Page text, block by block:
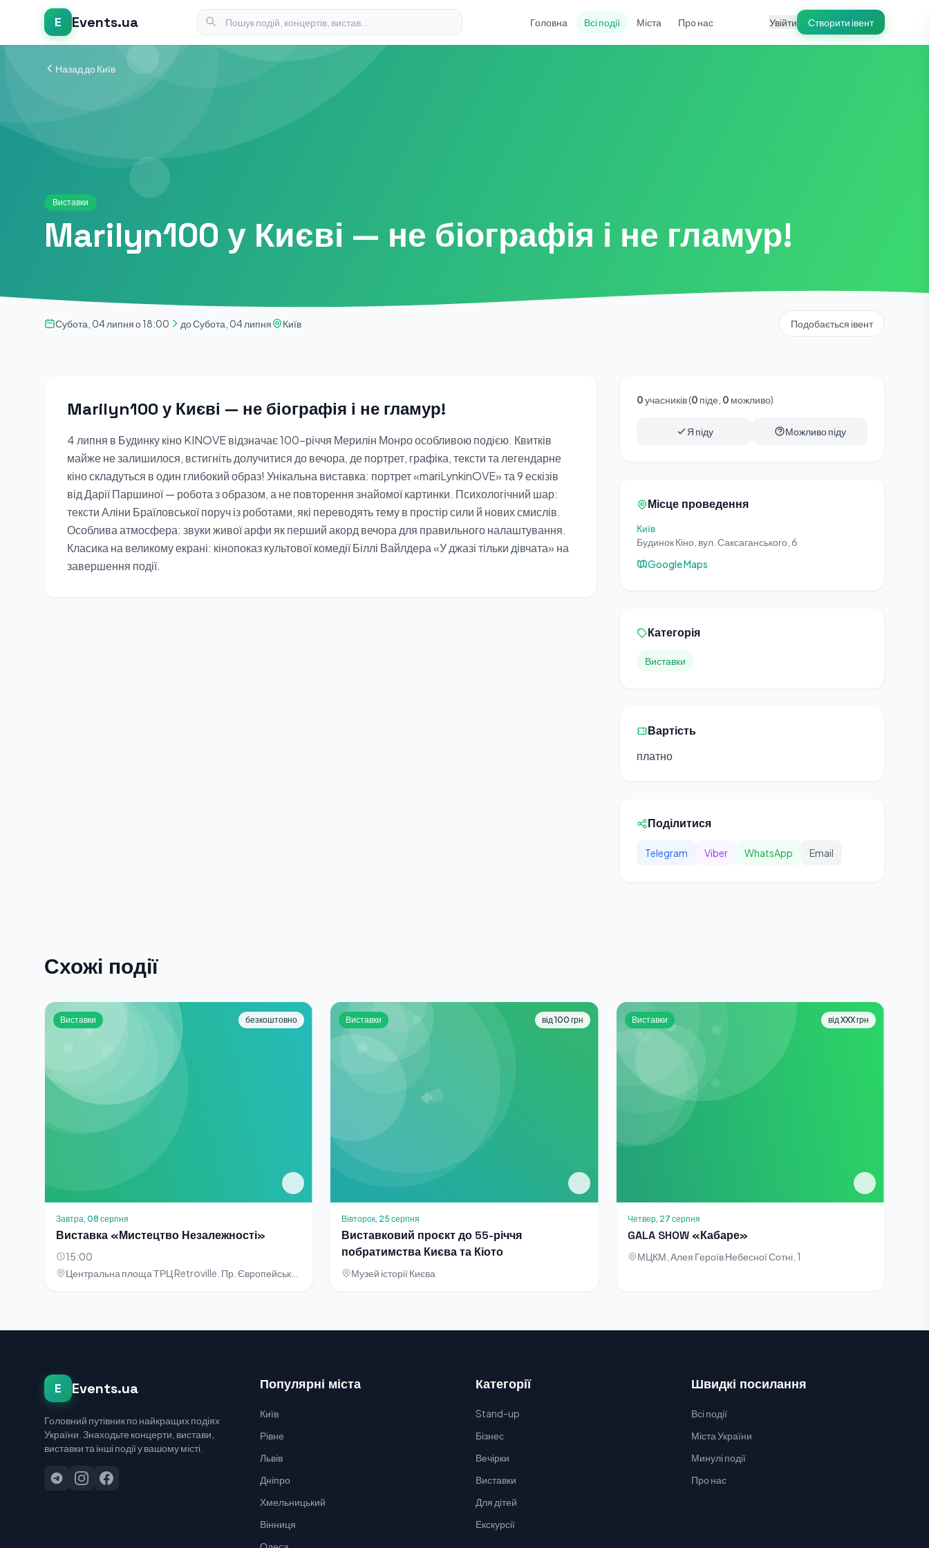
E Events.ua Головна Всі події Міста Про нас Увійти Створити івент
Назад до Київ
Виставки
Marilyn100 у Києві — не біографія і не гламур!
Субота, 04 липня о 18:00 до Субота, 04 липня Київ Подобається івент
Marilyn100 у Києві — не біографія і не гламур!
4 липня в Будинку кіно KINOVE відзначає 100-річчя Мерилін Монро особливою подією. Квитків
майже не залишилося, встигніть долучитися до вечора, де портрет, графіка, тексти та легендарне
кіно складуться в один глибокий образ! Унікальна виставка: портрет «mariLynkinOVE» та 9 ескізів
від Дарії Паршиної — робота з образом, а не повторення знайомої картинки. Психологічний шар:
тексти Аліни Браїловської поруч із роботами, які переводять тему в простір сили й нових смислів.
Особлива атмосфера: звуки живої арфи як перший акорд вечора для правильного налаштування.
Класика на великому екрані: кінопоказ культової комедії Біллі Вайлдера «У джазі тільки дівчата» на
завершення події.
0учасників (0 піде, 0 можливо)
Я піду Можливо піду
Місце проведення
Київ
Будинок Кіно, вул. Саксаганського, 6
Google Maps
Категорія
Виставки
Вартість
платно
Поділитися
Telegram Viber WhatsApp Email
Схожі події
Виставки безкоштовно
Завтра, 08 серпня
Виставка «Мистецтво Незалежності»
15:00
Виставки від 100 грн
Вівторок, 25 серпня
Виставковий проєкт до 55-річчя
побратимства Києва та Кіото
Музей історії Києва
Виставки від XXX грн
Четвер, 27 серпня
GALA SHOW «Кабаре»
МЦКМ, Алея Героїв Небесної Сотні, 1
E Events.ua
Головний путівник по найкращих подіях
України. Знаходьте концерти, вистави,
виставки та інші події у вашому місті.
Популярні міста
Київ
Рівне
Львів
Дніпро
Хмельницький
Вінниця
Категорії
Stand-up
Бізнес
Вечірки
Виставки
Для дітей
Екскурсії
Швидкі посилання
Всі події
Міста України
Минулі події
Про нас